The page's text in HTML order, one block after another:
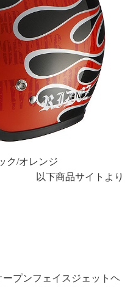
ク/オレンジ
以下商品サイトより
プンフェイスジェットヘ